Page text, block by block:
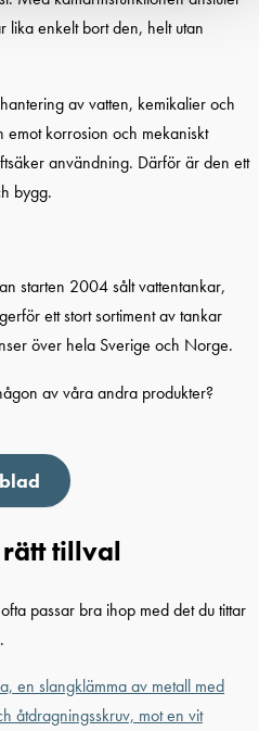
lika enkelt bort den, helt utan
av vatten, kemikalier och
emot korrosion och mekaniskt
användning. Därför är den ett
bygg.
starten 2004 sålt vattentankar,
ett stort sortiment av tankar
över hela Sverige och Norge.
av våra andra produkter?
tillval
passar bra ihop med det du tittar